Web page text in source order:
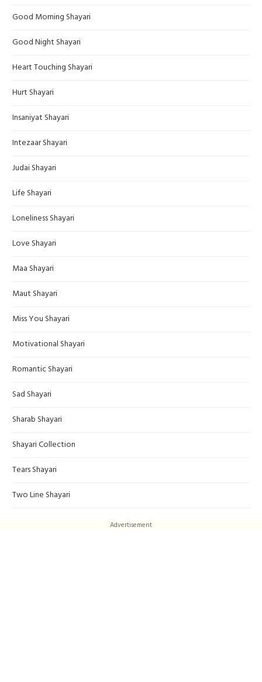
Good Morning Shayari
Good Night Shayari
Heart Touching Shayari
Hurt Shayari
Insaniyat Shayari
Intezaar Shayari
Judai Shayari
Life Shayari
Loneliness Shayari
Love Shayari
Maa Shayari
Maut Shayari
Miss You Shayari
Motivational Shayari
Romantic Shayari
Sad Shayari
Sharab Shayari
Shayari Collection
Tears Shayari
Two Line Shayari
Advertisement